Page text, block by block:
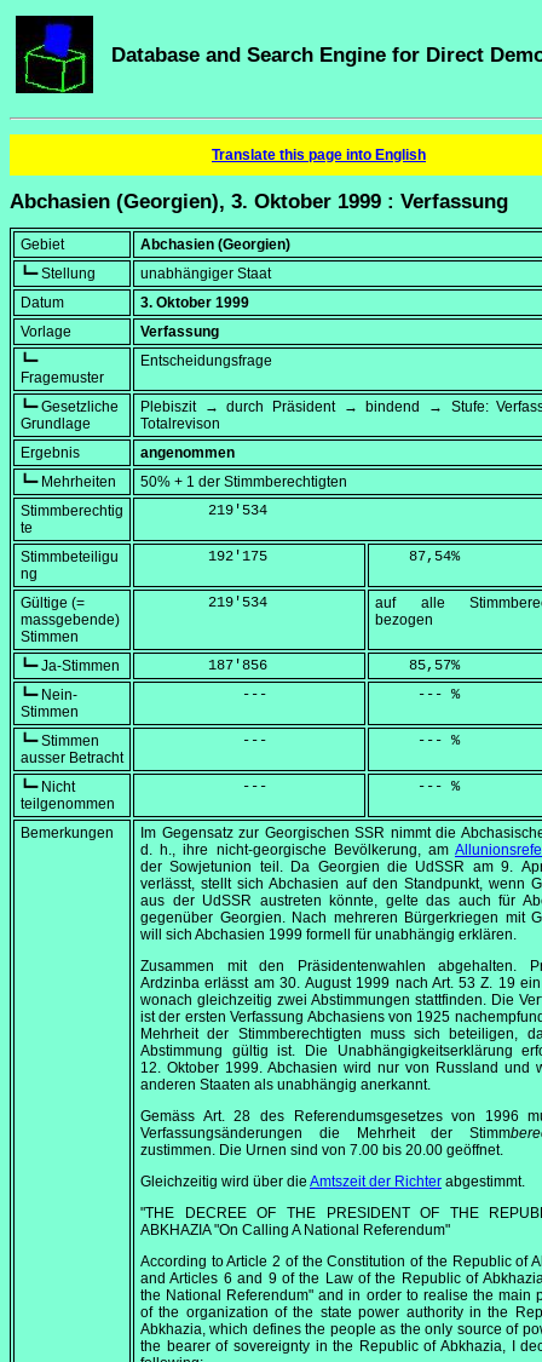
Database and Search Engine for Direct
Translate this page into English
Abchasien (Georgien), 3. Oktober 1999 : Verfassung
Gebiet
Abchasien (Georgien)
┗━ Stellung
unabhängiger Staat
Datum
3. Oktober 1999
Vorlage
Verfassung
┗━
Fragemuster
Entscheidungsfrage
┗━ Gesetzliche
Grundlage
Plebiszit → durch Präsident → bindend → Stufe:
Totalrevison
Ergebnis
angenommen
┗━ Mehrheiten
50% + 1 der Stimmberechtigten
Stimmberechtig
te
        219'534
Stimmbeteiligu
ng
        192'175
    87,54
%
Gültige (=
massgebende)
Stimmen
        219'534
auf alle
bezogen
┗━ Ja-Stimmen
        187'856
    85,57
%
┗━ Nein-
Stimmen
            ---
     --- %
┗━ Stimmen
ausser Betracht
            ---
     --- %
┗━ Nicht
teilgenommen
            ---
     --- %
Bemerkungen
Im Gegensatz zur Georgischen SSR nimmt die
d. h., ihre nicht-georgische Bevölkerung, am
der Sowjetunion teil. Da Georgien die UdSSR am9.
verlässt, stellt sich Abchasien auf den Standpunkt, wenn
aus der UdSSR austreten könnte, gelte das auch für
gegenüber Georgien. Nach mehreren Bürgerkriegen mit
will sich Abchasien 1999 formell für unabhängig erklären.
Zusammen mit den Präsidentenwahlen abgehalten.
Ardzinba erlässt am 30. August 1999 nach Art. 53 Z. 19
wonach gleichzeitig zwei Abstimmungen stattfinden. Die
ist der ersten Verfassung Abchasiens von 1925
Mehrheit der Stimmberechtigten muss sich beteiligen,
Abstimmung gültig ist. Die Unabhängigkeitserklärung
12. Oktober 1999. Abchasien wird nur von Russland und
anderen Staaten als unabhängig anerkannt.
Gemäss Art. 28 des Referendumsgesetzes von 1996
Verfassungsänderungen die Mehrheit der Stimm
zustimmen. Die Urnen sind von 7.00 bis 20.00 geöffnet.
Gleichzeitig wird über die Amtszeit der Richter abgestimmt.
"THE DECREE OF THE PRESIDENT OF THE
ABKHAZIA "On Calling A National Referendum"
According to Article 2 of the Constitution of the Republic of
and Articles 6 and 9 of the Law of the Republic of
the National Referendum" and in order to realise the main
of the organization of the state power authority in the
Abkhazia, which defines the people as the only source of
the bearer of sovereignty in the Republic of Abkhazia, I